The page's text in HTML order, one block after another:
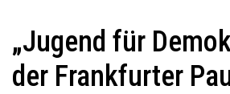
„Jugend für
der Frankfurter